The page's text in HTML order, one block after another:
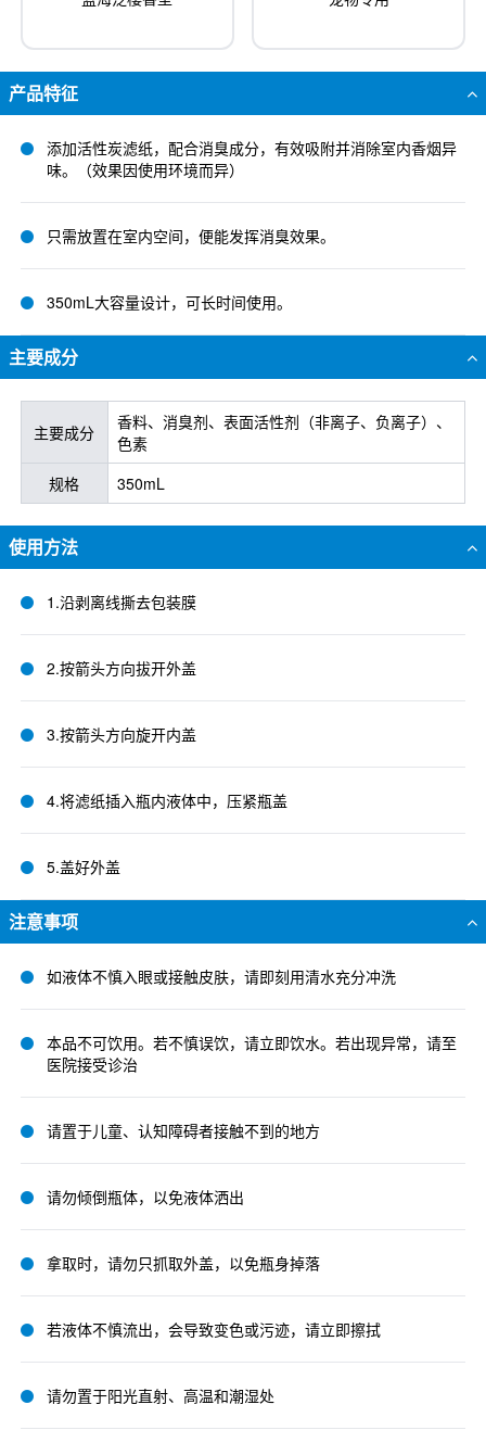
产品特征
添加活性炭滤纸，配合消臭成分，有效吸附并消除室内香烟异
味。（效果因使用环境而异）
只需放置在室内空间，便能发挥消臭效果。
350mL大容量设计，可长时间使用。
主要成分
主要成分
香料、消臭剂、表面活性剂（非离子、负离子）、
色素
规格
350mL
使用方法
1.沿剥离线撕去包装膜
2.按箭头方向拔开外盖
3.按箭头方向旋开内盖
4.将滤纸插入瓶内液体中，压紧瓶盖
5.盖好外盖
注意事项
如液体不慎入眼或接触皮肤，请即刻用清水充分冲洗
本品不可饮用。若不慎误饮，请立即饮水。若出现异常，请至
医院接受诊治
请置于儿童、认知障碍者接触不到的地方
请勿倾倒瓶体，以免液体洒出
拿取时，请勿只抓取外盖，以免瓶身掉落
若液体不慎流出，会导致变色或污迹，请立即擦拭
请勿置于阳光直射、高温和潮湿处